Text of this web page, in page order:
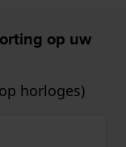
op uw
horloges)